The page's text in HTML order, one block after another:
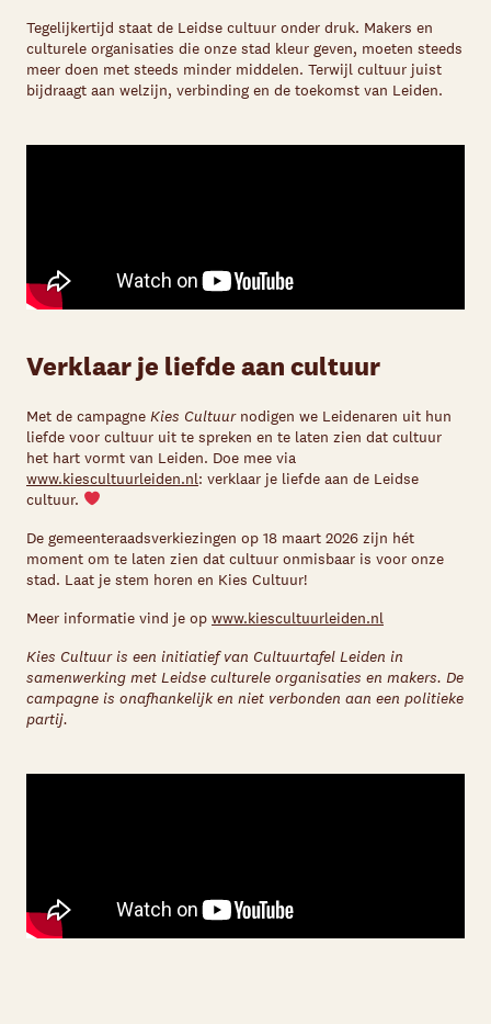
Tegelijkertijd staat de Leidse cultuur onder druk. Makers en
culturele organisaties die onze stad kleur geven, moeten steeds
meer doen met steeds minder middelen. Terwijl cultuur juist
bijdraagt aan welzijn, verbinding en de toekomst van Leiden.
Verklaar je liefde aan cultuur
Met de campagne Kies Cultuurnodigen we Leidenaren uit hun
liefde voor cultuur uit te spreken en te laten zien dat cultuur
het hart vormt van Leiden. Doe mee via
www.kiescultuurleiden.nl: verklaar je liefde aan de Leidse
cultuur.
De gemeenteraadsverkiezingen op 18 maart 2026 zijn hét
moment om te laten zien dat cultuur onmisbaar is voor onze
stad. Laat je stem horen en Kies Cultuur!
Meer informatie vind je op www.kiescultuurleiden.nl
Kies Cultuur is een initiatief van Cultuurtafel Leiden in
samenwerking met Leidse culturele organisaties en makers. De
campagne is onafhankelijk en niet verbonden aan een politieke
partij.